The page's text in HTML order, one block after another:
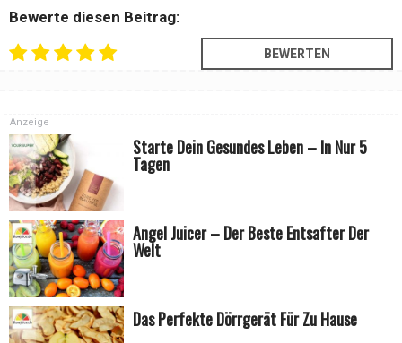
Bewerte diesen Beitrag:
Starte Dein Gesundes Leben – In Nur 5
Tagen
Angel Juicer – Der Beste Entsafter Der
Welt
Das Perfekte Dörrgerät Für Zu Hause
Anzeige